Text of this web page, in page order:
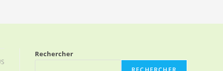
search
Rechercher